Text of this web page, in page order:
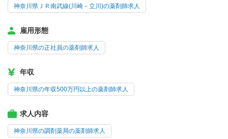
神奈川県ＪＲ南武線(川崎－立川)の薬剤師求人
雇用形態
神奈川県の正社員の薬剤師求人
年収
神奈川県の年収500万円以上の薬剤師求人
求人内容
神奈川県の調剤薬局の薬剤師求人